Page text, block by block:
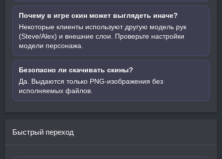
Почему в игре скин может выглядеть иначе?
Некоторые клиенты используют другую модель рук
(Steve/Alex) и внешние слои. Проверьте настройки
модели персонажа.
Безопасно ли скачивать скины?
Да. Выдаются только PNG-изображения без
исполняемых файлов.
Быстрый переход